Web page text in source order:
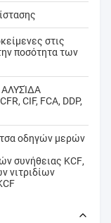
στις
ποσότητα των
CIF, FCA, DDP,
οδηγών μερών
συνήθειας KCF,
νιτριδίων